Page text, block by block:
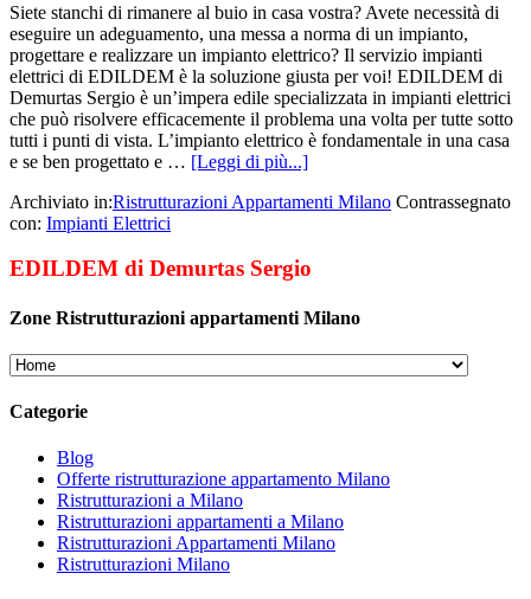
Siete stanchi di rimanere al buio in casa vostra? Avete necessità di
eseguire un adeguamento, una messa a norma di un impianto,
progettare e realizzare un impianto elettrico? Il servizio impianti
elettrici di EDILDEM è la soluzione giusta per voi! EDILDEM di
Demurtas Sergio è un’impera edile specializzata in impianti elettrici
che può risolvere efficacemente il problema una volta per tutte sotto
tutti i punti di vista. L’impianto elettrico è fondamentale in una casa
e se ben progettato e … [Leggi di più...]
Archiviato in:Ristrutturazioni Appartamenti Milano Contrassegnato
con: Impianti Elettrici
EDILDEM di Demurtas Sergio
Zone Ristrutturazioni appartamenti Milano
Categorie
Blog
Offerte ristrutturazione appartamento Milano
Ristrutturazioni a Milano
Ristrutturazioni appartamenti a Milano
Ristrutturazioni Appartamenti Milano
Ristrutturazioni Milano